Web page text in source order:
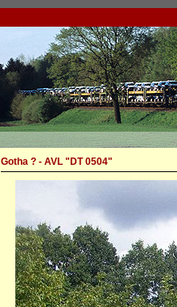
Gotha ? - AVL "DT 0504"